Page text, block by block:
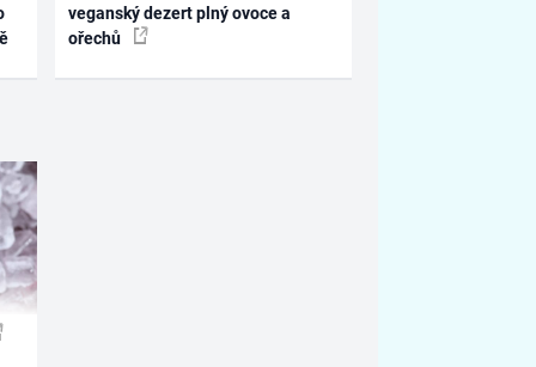
veganský dezert plný ovoce a
ořechů